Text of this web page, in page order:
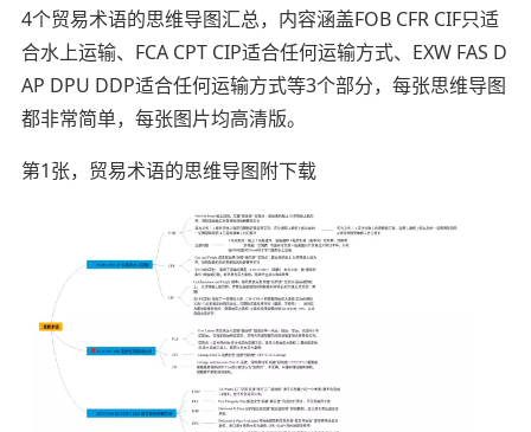
4个贸易术语的思维导图汇总，内容涵盖FOB CFR CIF只适
合水上运输、FCA CPT CIP适合任何运输方式、EXW FAS D
AP DPU DDP适合任何运输方式等3个部分，每张思维导图
都非常简单，每张图片均高清版。
第1张，贸易术语的思维导图附下载